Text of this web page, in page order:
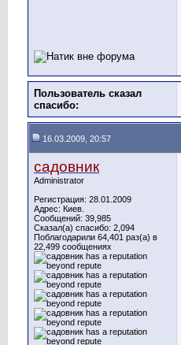
Пользователь сказал
cпасибо:
16.03.2009, 20:57
садовник
Administrator
Регистрация: 28.01.2009
Адрес: Киев.
Сообщений: 39,985
Сказал(а) спасибо: 2,094
Поблагодарили 64,401 раз(а) в
22,499 сообщениях